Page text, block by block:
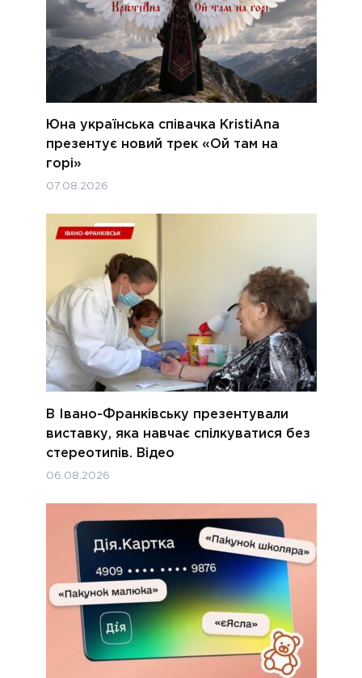
Юна українська співачка KristiAna
презентує новий трек «Ой там на
горі»
07.08.2026
В Івано-Франківську презентували
виставку, яка навчає спілкуватися без
стереотипів. Відео
06.08.2026